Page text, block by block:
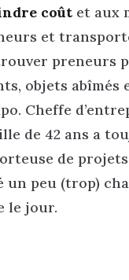
coût et aux
et
preneurs
objets abîmés
Cheffe
de 42 ans a
de
un peu (trop)
le jour.